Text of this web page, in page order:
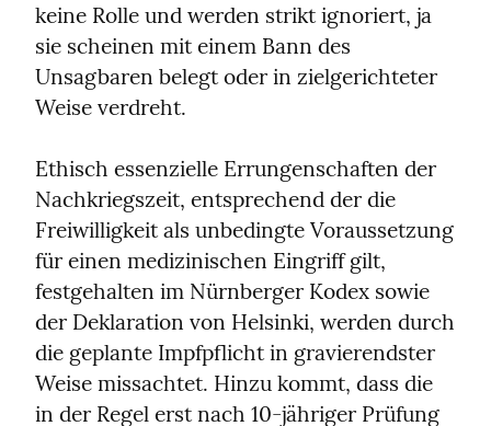
keine Rolle und werden strikt ignoriert, ja
sie scheinen mit einem Bann des
Unsagbaren belegt oder in zielgerichteter
Weise verdreht.
Ethisch essenzielle Errungenschaften der
Nachkriegszeit, entsprechend der die
Freiwilligkeit als unbedingte Voraussetzung
für einen medizinischen Eingriff gilt,
festgehalten im Nürnberger Kodex sowie
der Deklaration von Helsinki, werden durch
die geplante Impfpflicht in gravierendster
Weise missachtet. Hinzu kommt, dass die
in der Regel erst nach 10-jähriger Prüfung